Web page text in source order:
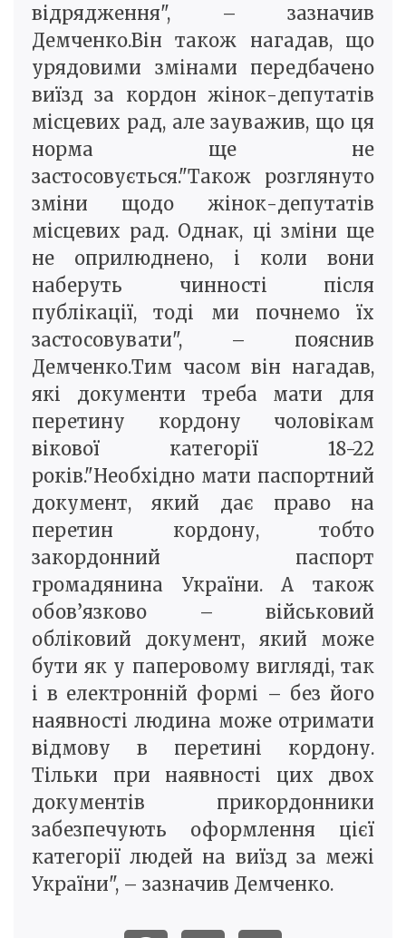
відрядження", – зазначив
Демченко.Він також нагадав, що
урядовими змінами передбачено
виїзд за кордон жінок-депутатів
місцевих рад, але зауважив, що ця
норма ще не
застосовується."Також розглянуто
зміни щодо жінок-депутатів
місцевих рад. Однак, ці зміни ще
не оприлюднено, і коли вони
наберуть чинності після
публікації, тоді ми почнемо їх
застосовувати", – пояснив
Демченко.Тим часом він нагадав,
які документи треба мати для
перетину кордону чоловікам
вікової категорії 18-22
років."Необхідно мати паспортний
документ, який дає право на
перетин кордону, тобто
закордонний паспорт
громадянина України. А також
обов’язково – військовий
обліковий документ, який може
бути як у паперовому вигляді, так
і в електронній формі – без його
наявності людина може отримати
відмову в перетині кордону.
Тільки при наявності цих двох
документів прикордонники
забезпечують оформлення цієї
категорії людей на виїзд за межі
України", – зазначив Демченко.